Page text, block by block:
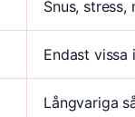
Snus,
Endast vissa
Långvariga